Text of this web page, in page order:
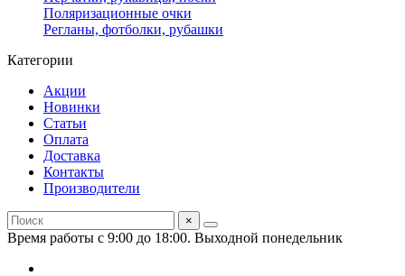
Поляризационные очки
Регланы, фотболки, рубашки
Категории
Акции
Новинки
Статьи
Оплата
Доставка
Контакты
Производители
×
Время работы с 9:00 до 18:00. Выходной понедельник